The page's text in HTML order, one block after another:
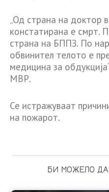
„Од страна на доктор
констатирана е смрт.
страна на БППЗ. По
обвинител телото е
медицина за
МВР.
Се истражуваат
на пожарот.
БИ МОЖЕЛО